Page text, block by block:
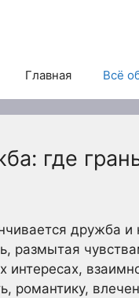
Главная Всё
где
дружба
размытая
интересах,
романтику,